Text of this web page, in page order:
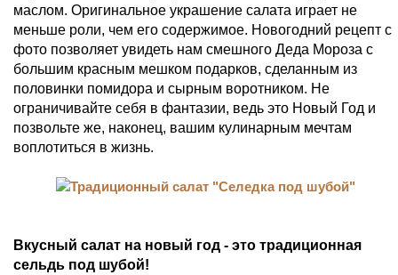
маслом. Оригинальное украшение салата играет не
меньше роли, чем его содержимое. Новогодний рецепт с
фото позволяет увидеть нам смешного Деда Мороза с
большим красным мешком подарков, сделанным из
половинки помидора и сырным воротником. Не
ограничивайте себя в фантазии, ведь это Новый Год и
позвольте же, наконец, вашим кулинарным мечтам
воплотиться в жизнь.
Вкусный салат на новый год - это традиционная
сельдь под шубой!